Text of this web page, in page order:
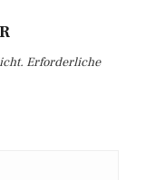
Erforderliche